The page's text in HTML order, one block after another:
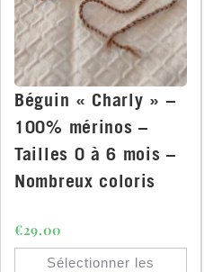
Béguin « Charly » –
100% mérinos –
Tailles 0 à 6 mois –
Nombreux coloris
€29.00
Sélectionner les